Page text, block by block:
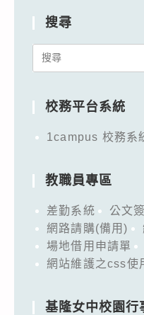
搜尋
Search
校務平台系統
1campus 校務系
教職員專區
差勤系統 公文
網路請購(備用)
場地借用申請單
網站維護之css使
基隆女中校園行